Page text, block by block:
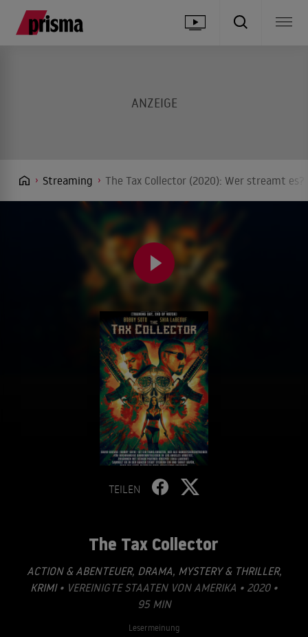
Streaming The Tax Collector (2020): Wer streamt
TEILEN
The Tax Collector
ACTION & ABENTEUER, DRAMA, MYSTERY & THRILLER,
KRIMI• VEREINIGTE STAATEN VON AMERIKA • 2020 •
95 MIN
Lesermeinung